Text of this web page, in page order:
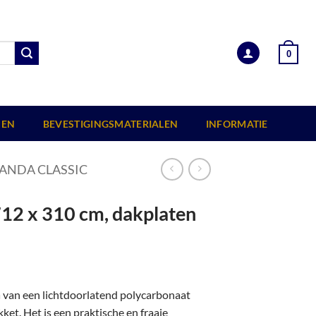
0
BEVESTIGINGSMATERIALEN INFORMATIE
CLASSIC
x 310 cm, dakplaten
van een lichtdoorlatend polycarbonaat
Het is een praktische en fraaie